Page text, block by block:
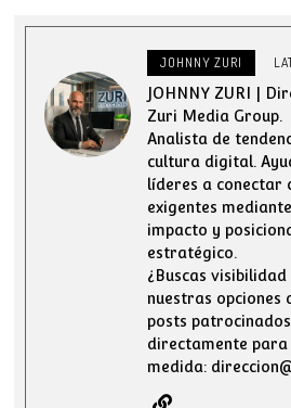
JOHNNY ZURI
JOHNNY ZURI |
Zuri Media Group.
Analista de
cultura digital.
líderes a conectar
exigentes
impacto y
estratégico.
¿Buscas
nuestras opciones
posts
directamente para
medida: